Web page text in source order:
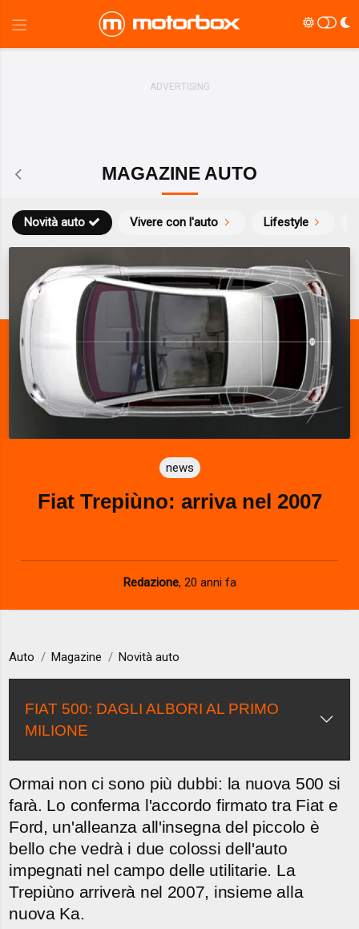
MAGAZINE AUTO
Novità auto Vivere con l'auto Lifestyle
news
Fiat Trepiùno: arriva nel 2007
Redazione, 20 anni fa
Auto Magazine Novità auto
FIAT 500: DAGLI ALBORI AL PRIMO
MILIONE
Ormai non ci sono più dubbi: la nuova 500 si
farà. Lo conferma l'accordo firmato tra Fiat e
Ford, un'alleanza all'insegna del piccolo è
bello che vedrà i due colossi dell'auto
impegnati nel campo delle utilitarie. La
Trepiùno arriverà nel 2007, insieme alla
nuova Ka.